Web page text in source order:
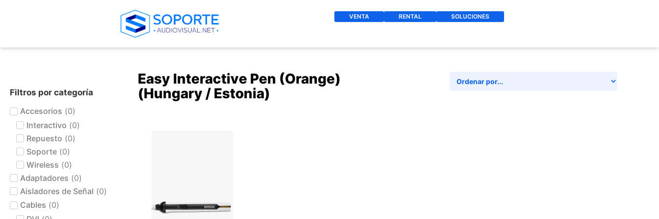
VENTA RENTAL SOLUCIONES
Filtros por categoría
Accesorios (0)
Interactivo (0)
Repuesto (0)
Soporte (0)
Wireless (0)
Adaptadores (0)
Aisladores de Señal (0)
Cables (0)
Easy Interactive Pen (Orange)
(Hungary / Estonia)